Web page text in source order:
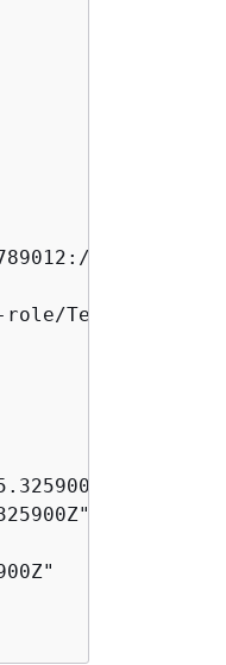
TestRole-